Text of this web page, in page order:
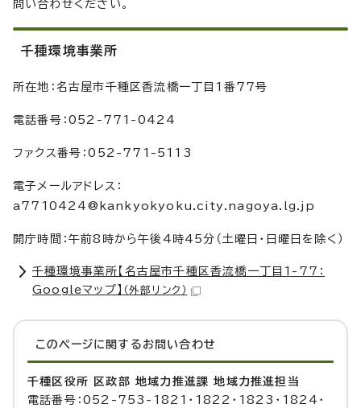
問い合わせください。
千種環境事業所
所在地：名古屋市千種区香流橋一丁目1番77号
電話番号：052-771-0424
ファクス番号：052-771-5113
電子メールアドレス：
a7710424@kankyokyoku.city.nagoya.lg.jp
開庁時間：午前8時から午後4時45分（土曜日・日曜日を除く）
千種環境事業所【名古屋市千種区香流橋一丁目1-77：
Googleマップ】 （外部リンク）
このページに関する お問い合わせ
千種区役所 区政部 地域力推進課 地域力推進担当
電話番号：052-753-1821・1822・1823・1824・